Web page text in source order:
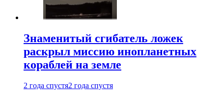
Знаменитый сгибатель ложек
раскрыл миссию инопланетных
кораблей на земле
2 года спустя2 года спустя